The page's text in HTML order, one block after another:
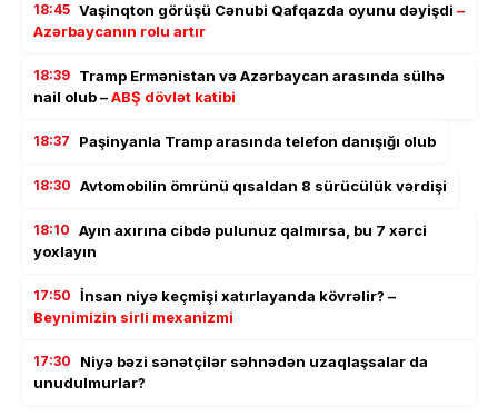
18:45 Vaşinqton görüşü Cənubi Qafqazda oyunu dəyişdi –
Azərbaycanın rolu artır
18:39 Tramp Ermənistan və Azərbaycan arasında sülhə
nail olub –ABŞ dövlət katibi
18:37 Paşinyanla Tramp arasında telefon danışığı olub
18:30 Avtomobilin ömrünü qısaldan 8 sürücülük vərdişi
18:10 Ayın axırına cibdə pulunuz qalmırsa, bu 7 xərci
yoxlayın
17:50 İnsan niyə keçmişi xatırlayanda kövrəlir? –
Beynimizin sirli mexanizmi
17:30
Niyə bəzi sənətçilər səhnədən uzaqlaşsalar da
unudulmurlar?